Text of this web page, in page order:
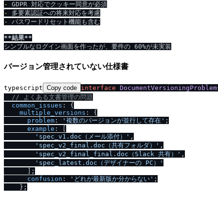
-
-
-
パスワードリセット機能も含む
**結果**
バージョン管理されていない仕様書
typescript Copy code interface
/ / よくある文書管理の問題
common_issues : {
multiple_versions : {
problem : '複数のバージョンが並行して存在' ;
example : [
'spec_v1.doc（メール添付）' ,
'spec_v2_final.doc（共有フォルダ）' ,
'spec_v2_final_final.doc（Slack 共有）' ,
'spec_latest.doc（デザイナーの PC）'
      ];
confusion : 'どれが最新版か分からない' ;
    };